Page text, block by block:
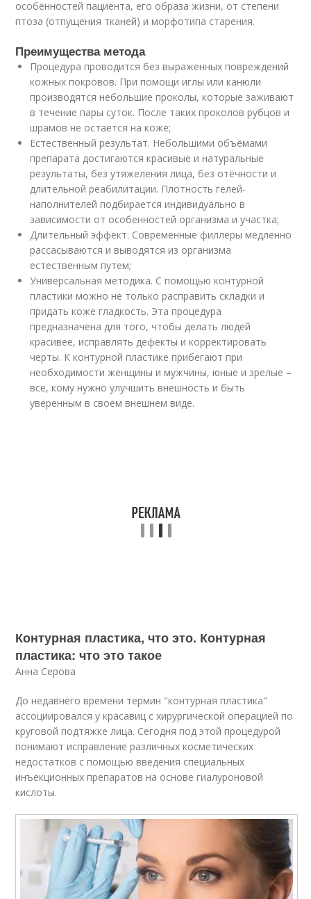
особенностей пациента, его образа жизни, от степени
птоза (отпущения тканей) и морфотипа старения.
Преимущества метода
Процедура проводится без выраженных повреждений
кожных покровов. При помощи иглы или канюли
производятся небольшие проколы, которые заживают
в течение пары суток. После таких проколов рубцов и
шрамов не остается на коже;
Естественный результат. Небольшими объёмами
препарата достигаются красивые и натуральные
результаты, без утяжеления лица, без отёчности и
длительной реабилитации. Плотность гелей-
наполнителей подбирается индивидуально в
зависимости от особенностей организма и участка;
Длительный эффект. Современные филлеры медленно
рассасываются и выводятся из организма
естественным путем;
Универсальная методика. С помощью контурной
пластики можно не только расправить складки и
придать коже гладкость. Эта процедура
предназначена для того, чтобы делать людей
красивее, исправлять дефекты и корректировать
черты. К контурной пластике прибегают при
необходимости женщины и мужчины, юные и зрелые –
все, кому нужно улучшить внешность и быть
уверенным в своем внешнем виде.
Контурная пластика, что это. Контурная
пластика: что это такое
Анна Серова
До недавнего времени термин "контурная пластика"
ассоциировался у красавиц с хирургической операцией по
круговой подтяжке лица. Сегодня под этой процедурой
понимают исправление различных косметических
недостатков с помощью введения специальных
инъекционных препаратов на основе гиалуроновой
кислоты.